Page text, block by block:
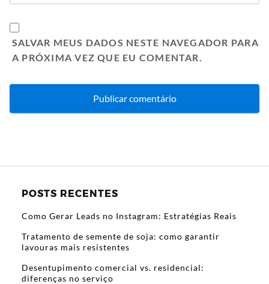
SALVAR MEUS DADOS NESTE NAVEGADOR PARA
A PRÓXIMA VEZ QUE EU COMENTAR.
POSTS RECENTES
Como Gerar Leads no Instagram: Estratégias Reais
Tratamento de semente de soja: como garantir
lavouras mais resistentes
Desentupimento comercial vs. residencial:
diferenças no serviço